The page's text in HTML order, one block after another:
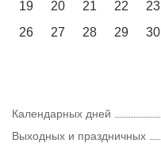
19
20 21 22 23
26
27 28 29 30
Календарных дней
Выходных и праздничных